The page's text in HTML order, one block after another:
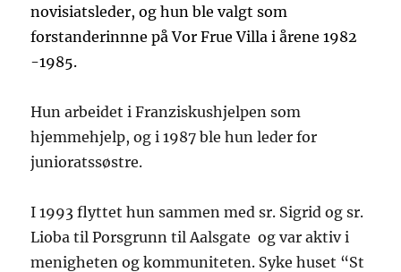
novisiatsleder, og hun ble valgt som
forstanderinnne på Vor Frue Villa i årene 1982
-1985.
Hun arbeidet i Franziskushjelpen som
hjemmehjelp, og i 1987 ble hun leder for
junioratssøstre.
I 1993 flyttet hun sammen med sr. Sigrid og sr.
Lioba til Porsgrunn til Aalsgate og var aktiv i
menigheten og kommuniteten. Syke huset “St